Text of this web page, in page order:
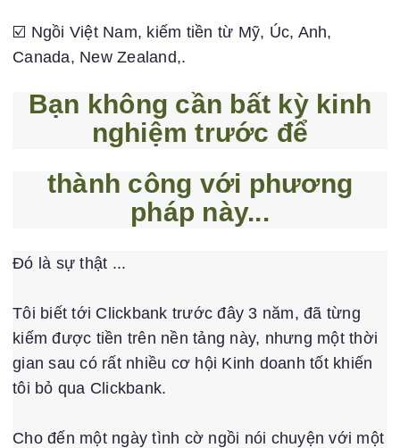
☑️ Ngồi Việt Nam, kiếm tiền từ Mỹ, Úc, Anh,
Canada, New Zealand,.
Bạn không cần bất kỳ kinh
nghiệm trước để
thành công với phương
pháp này...
Đó là sự thật ...
Tôi biết tới Clickbank trước đây 3 năm, đã từng
kiếm được tiền trên nền tảng này, nhưng một thời
gian sau có rất nhiều cơ hội Kinh doanh tốt khiến
tôi bỏ qua Clickbank.
Cho đến một ngày tình cờ ngồi nói chuyện với một